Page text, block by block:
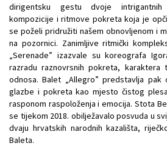
dirigentsku gestu dvoje
kompozicije i ritmove pokreta koja je
se poželi pridružiti našem obnovljenom i
na pozornici. Zanimljive ritmički
„Serenade” izazvale su koreografa
razradu raznovrsnih pokreta, karaktera
odnosa. Balet „Allegro” predstavlja
glazbe i pokreta kao mjesto čistog
rasponom raspoloženja i emocija. Stota
se tijekom 2018. obilježavalo posvuda u
dvaju hrvatskih narodnih kazališta,
Baleta.